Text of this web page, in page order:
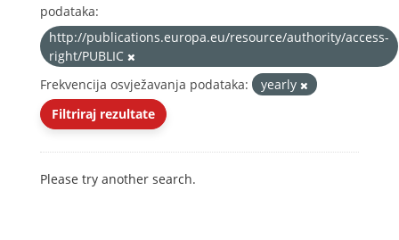
podataka:
http://publications.europa.eu/resource/authority/access-
right/PUBLIC
Frekvencija osvježavanja podataka:
yearly
Filtriraj rezultate
Please try another search.